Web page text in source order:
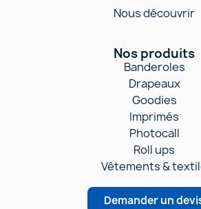
Nous découvrir
Nos produits
Banderoles
Drapeaux
Goodies
Imprimés
Photocall
Roll ups
Vêtements &
Demander un